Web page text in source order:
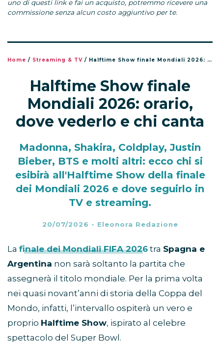
uno di questi link e fai un acquisto, potremmo ricevere una
commissione senza alcun costo aggiuntivo per te.
Home / Streaming & TV / Halftime Show finale Mondiali 2026: orario, dove vederlo e chi canta
Halftime Show finale
Mondiali 2026: orario,
dove vederlo e chi canta
Madonna, Shakira, Coldplay, Justin
Bieber, BTS e molti altri: ecco chi si
esibirà all'Halftime Show della finale
dei Mondiali 2026 e dove seguirlo in
TV e streaming.
20/07/2026 - Eleonora Redazione
La finale dei Mondiali FIFA 2026 tra Spagna e
Argentina non sarà soltanto la partita che
assegnerà il titolo mondiale. Per la prima volta
nei quasi novant’anni di storia della Coppa del
Mondo, infatti, l’intervallo ospiterà un vero e
proprio Halftime Show, ispirato al celebre
spettacolo del Super Bowl.